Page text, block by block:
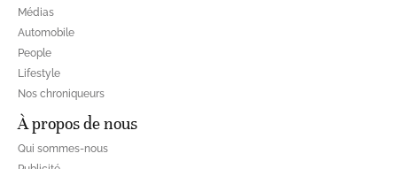
Médias
Automobile
People
Lifestyle
Nos chroniqueurs
À propos de nous
Qui sommes-nous